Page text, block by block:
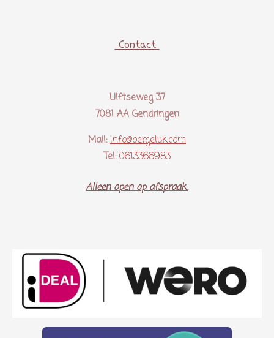
Contact
Ulftseweg 37
7081 AA Gendringen
Mail: Info@oergeluk.com
Tel: 0613366983
Alleen open op afspraak..